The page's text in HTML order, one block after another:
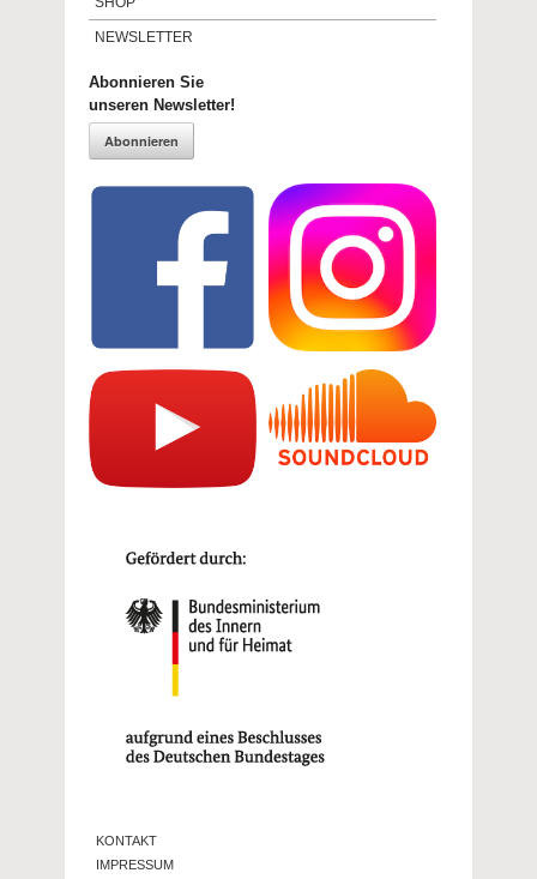
NEWSLETTER
Abonnieren Sie
unseren Newsletter!
Abonnieren
KONTAKT
IMPRESSUM